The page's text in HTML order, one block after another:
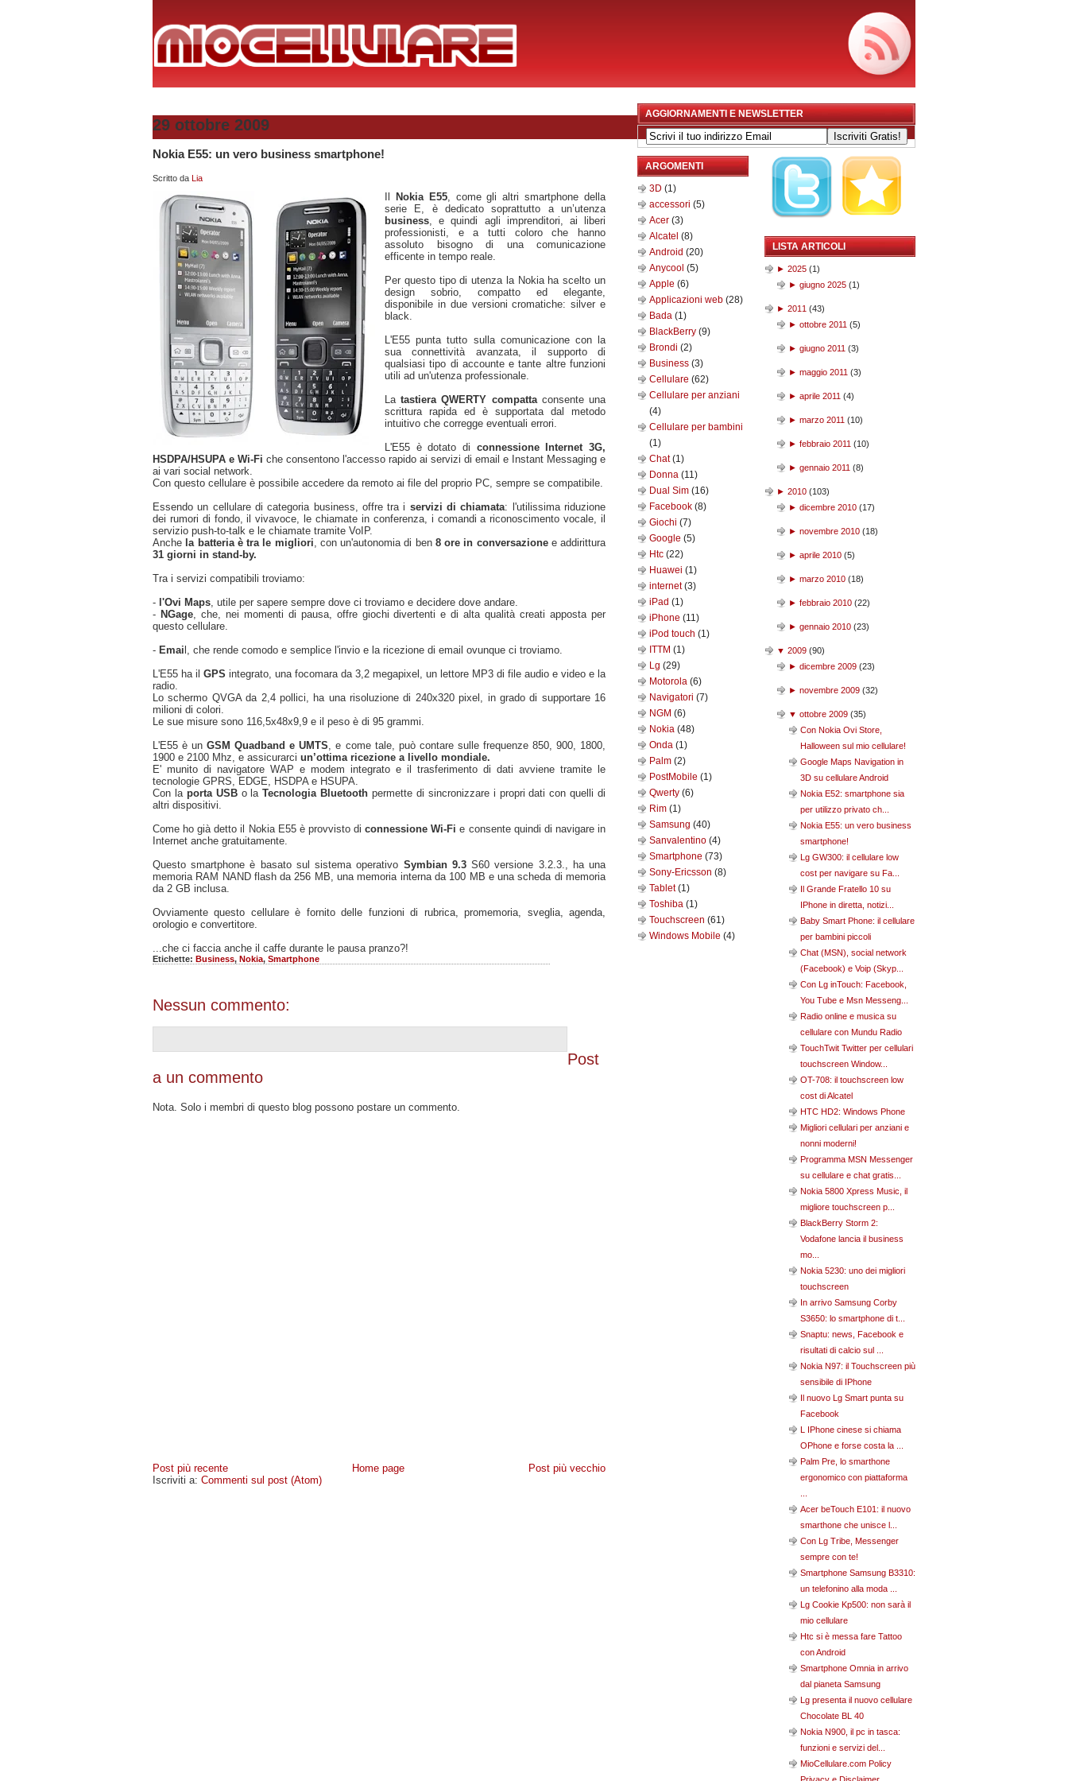
29 ottobre 2009
Nokia E55: un vero business smartphone!
Scritto da Lia
Il Nokia E55, come gli altri smartphone della
serie E, è dedicato soprattutto a un’utenza
business , e quindi agli imprenditori, ai liberi
professionisti, e a tutti coloro che hanno
assoluto bisogno di una comunicazione
efficente in tempo reale.
Per questo tipo di utenza la Nokia ha scelto un
design sobrio, compatto ed elegante,
disponibile in due versioni cromatiche: silver e
black.
L'E55 punta tutto sulla comunicazione con la
sua connettività avanzata, il supporto di
qualsiasi tipo di accounte e tante altre funzioni
utili ad un'utenza professionale.
Latastiera QWERTY compatta consente una
scrittura rapida ed è supportata dal metodo
intuitivo che corregge eventuali errori.
L'E55 è dotato di connessione Internet 3G,
HSDPA/HSUPA e Wi-Fi che consentono l'accesso rapido ai servizi di email e Instant Messaging e
ai vari social network.
Con questo cellulare è possibile accedere da remoto ai file del proprio PC, sempre se compatibile.
Essendo un cellulare di categoria business, offre tra i servizi di chiamata: l'utilissima riduzione
dei rumori di fondo, il vivavoce, le chiamate in conferenza, i comandi a riconoscimento vocale, il
servizio push-to-talk e le chiamate tramite VoIP.
Anche la batteria è tra le migliori , con un'autonomia di ben 8 ore in conversazione e addirittura
31 giorni in stand-by.
Tra i servizi compatibili troviamo:
- l'Ovi Maps , utile per sapere sempre dove ci troviamo e decidere dove andare.
- NGage, che, nei momenti di pausa, offre giochi divertenti e di alta qualità creati apposta per
questo cellulare.
- Email, che rende comodo e semplice l'invio e la ricezione di email ovunque ci troviamo.
L'E55 ha il GPS integrato, una focomara da 3,2 megapixel, un lettore MP3 di file audio e video e la
radio.
Lo schermo QVGA da 2,4 pollici, ha una risoluzione di 240x320 pixel, in grado di supportare 16
milioni di colori.
Le sue misure sono 116,5x48x9,9 e il peso è di 95 grammi.
L'E55 è unGSM Quadband e UMTS , e come tale, può contare sulle frequenze 850, 900, 1800,
1900 e 2100 Mhz, e assicurarci un’ottima ricezione a livello mondiale.
E' munito di navigatore WAP e modem integrato e il trasferimento di dati avviene tramite le
tecnologie GPRS, EDGE, HSDPA e HSUPA.
Con la porta USB o laTecnologia Bluetooth permette di sincronizzare i propri dati con quelli di
altri dispositivi.
Come ho già detto il Nokia E55 è provvisto diconnessione Wi-Fie consente quindi di navigare in
Internet anche gratuitamente.
Questo smartphone è basato sul sistema operativo Symbian 9.3S60 versione 3.2.3., ha una
memoria RAM NAND flash da 256 MB, una memoria interna da 100 MB e una scheda di memoria
da 2 GB inclusa.
Ovviamente questo cellulare è fornito delle funzioni di rubrica, promemoria, sveglia, agenda,
orologio e convertitore.
...che ci faccia anche il caffe durante le pausa pranzo?!
Etichette: Business, Nokia, Smartphone
Nessun commento:
Post
a un commento
Nota. Solo i membri di questo blog possono postare un commento.
Post più recente Post più vecchio
Home page
Iscriviti a: Commenti sul post (Atom)
AGGIORNAMENTI E NEWSLETTER
ARGOMENTI
3D (1)
accessori (5)
Acer (3)
Alcatel (8)
Android (20)
Anycool (5)
Apple (6)
Applicazioni web (28)
Bada (1)
BlackBerry (9)
Brondi (2)
Business (3)
Cellulare (62)
Cellulare per anziani
(4)
Cellulare per bambini
(1)
Chat(1)
Donna (11)
Dual Sim (16)
Facebook (8)
Giochi (7)
Google (5)
Htc (22)
Huawei (1)
internet(3)
iPad (1)
iPhone (11)
iPod touch (1)
ITTM (1)
Lg (29)
Motorola (6)
Navigatori (7)
NGM (6)
Nokia (48)
Onda (1)
Palm (2)
PostMobile (1)
Qwerty (6)
Rim (1)
Samsung (40)
Sanvalentino (4)
Smartphone (73)
Sony-Ericsson (8)
Tablet(1)
Toshiba (1)
Touchscreen (61)
Windows Mobile (4)
LISTA ARTICOLI
► 2025 (1)
► giugno 2025 (1)
► 2011 (43)
► ottobre 2011 (5)
► giugno 2011 (3)
► maggio 2011 (3)
► aprile 2011 (4)
► marzo 2011 (10)
► febbraio 2011 (10)
► gennaio 2011 (8)
► 2010 (103)
► dicembre 2010 (17)
► novembre 2010 (18)
► aprile 2010 (5)
► marzo 2010 (18)
► febbraio 2010 (22)
► gennaio 2010 (23)
▼ 2009 (90)
► dicembre 2009 (23)
► novembre 2009 (32)
▼ ottobre 2009 (35)
Con Nokia Ovi Store,
Halloween sul mio cellulare!
Google Maps Navigation in
3D su cellulare Android
Nokia E52: smartphone sia
per utilizzo privato ch...
Nokia E55: un vero business
smartphone!
Lg GW300: il cellulare low
cost per navigare su Fa...
Il Grande Fratello 10 su
IPhone in diretta, notizi...
Baby Smart Phone: il cellulare
per bambini piccoli
Chat (MSN), social network
(Facebook) e Voip (Skyp...
Con Lg inTouch: Facebook,
You Tube e Msn Messeng...
Radio online e musica su
cellulare con Mundu Radio
TouchTwit Twitter per cellulari
touchscreen Window...
OT-708: il touchscreen low
cost di Alcatel
HTC HD2: Windows Phone
Migliori cellulari per anziani e
nonni moderni!
Programma MSN Messenger
su cellulare e chat gratis...
Nokia 5800 Xpress Music, il
migliore touchscreen p...
BlackBerry Storm 2:
Vodafone lancia il business
mo...
Nokia 5230: uno dei migliori
touchscreen
In arrivo Samsung Corby
S3650: lo smartphone di t...
Snaptu: news, Facebook e
risultati di calcio sul ...
Nokia N97: il Touchscreen più
sensibile di IPhone
Il nuovo Lg Smart punta su
Facebook
L IPhone cinese si chiama
OPhone e forse costa la ...
Palm Pre, lo smarthone
ergonomico con piattaforma
Acer beTouch E101: il nuovo
smarthone che unisce l...
Con Lg Tribe, Messenger
sempre con te!
Smartphone Samsung B3310:
un telefonino alla moda ...
Lg Cookie Kp500: non sarà il
mio cellulare
Htc si è messa fare Tattoo
con Android
Smartphone Omnia in arrivo
dal pianeta Samsung
Lg presenta il nuovo cellulare
Chocolate BL 40
Nokia N900, il pc in tasca:
funzioni e servizi del...
MioCellulare.com Policy